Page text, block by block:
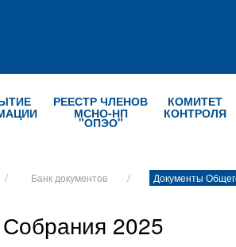
РЕЕСТР ЧЛЕНОВ
МСНО-НП
"ОПЭО"
КОМИТЕТ
КОНТРОЛЯ
Банк документов Документы
2025